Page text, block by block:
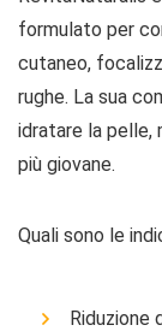
formulato per
cutaneo,
rughe. La sua
idratare la pelle,
più giovane.
Quali sono le
Riduzione